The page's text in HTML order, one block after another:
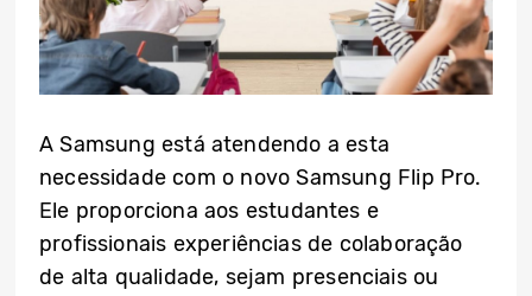
A Samsung está atendendo a esta
necessidade com o novo Samsung Flip Pro.
Ele proporciona aos estudantes e
profissionais experiências de colaboração
de alta qualidade, sejam presenciais ou